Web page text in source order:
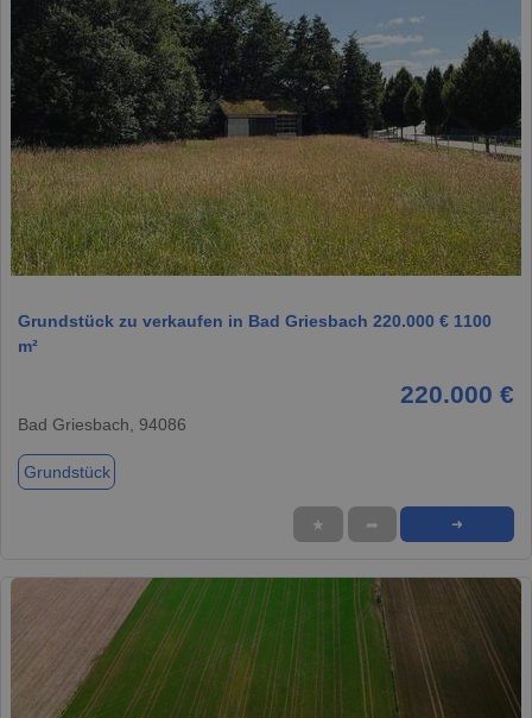
1 / 1
Grundstück zu verkaufen in Bad Griesbach 220.000 € 1100
m²
220.000 €
Bad Griesbach, 94086
Grundstück
★ ➦ ➜